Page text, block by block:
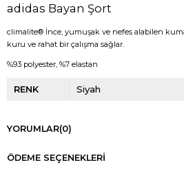
adidas Bayan Şort
climalite® İnce, yumuşak ve nefes alabilen
kuru ve rahat bir çalışma sağlar.
%93 polyester, %7 elastan
RENK Siyah
YORUMLAR(0)
ÖDEME SEÇENEKLERI